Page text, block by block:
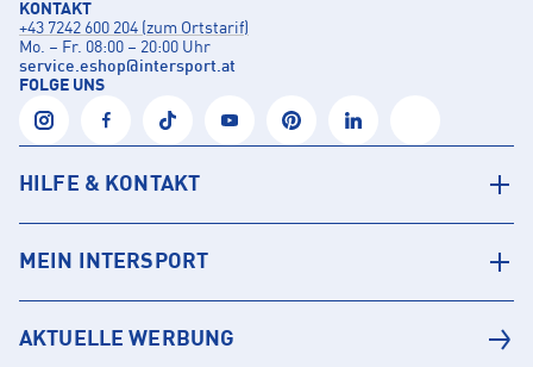
KONTAKT
+43 7242 600 204 (zum Ortstarif)
Mo. – Fr. 08:00 – 20:00 Uhr
service.eshop@intersport.at
FOLGE UNS
HILFE & KONTAKT
MEIN INTERSPORT
AKTUELLE WERBUNG